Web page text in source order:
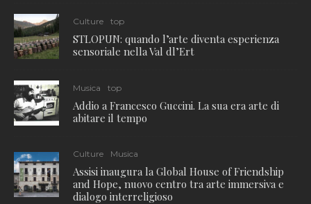
Culture top
STLOPUN: quando l’arte diventa esperienza
sensoriale nella Val dl’Ert
Musica top
Addio a Francesco Guccini. La sua era arte di
abitare il tempo
Culture Musica
Assisi inaugura la Global House of Friendship
and Hope, nuovo centro tra arte immersiva e
dialogo interreligioso